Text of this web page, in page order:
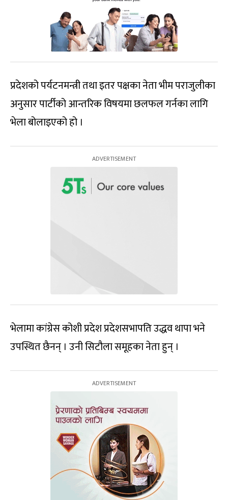
प्रदेशको पर्यटनमन्त्री तथा इतर पक्षका नेता भीम पराजुलीका
अनुसार पार्टीको आन्तरिक विषयमा छलफल गर्नका लागि
भेला बोलाइएको हो ।
भेलामा कांग्रेस कोशी प्रदेश प्रदेशसभापति उद्धव थापा भने
उपस्थित छैनन् । उनी सिटौला समूहका नेता हुन् ।